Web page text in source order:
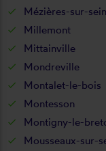
Mézières-sur-
Millemont
Mittainville
Mondreville
Montalet-le-bois
Montesson
Montigny-le-
Mousseaux-sur-